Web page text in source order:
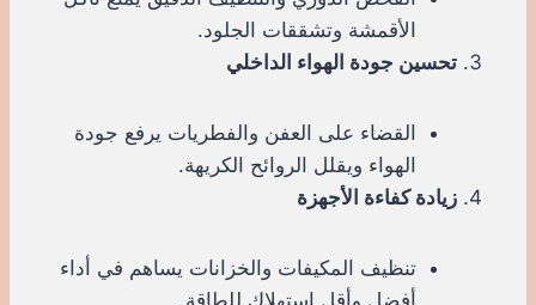
الأقمشة وتشققات الجلود.
تحسين جودة الهواء الداخلي
القضاء على العفن والفطريات يرفع جودة
الهواء ويقلل الروائح الكريهة.
زيادة كفاءة الأجهزة
تنظيف المكيفات والخزانات يساهم في أداء
أفضل وأقل استهلاك للطاقة.